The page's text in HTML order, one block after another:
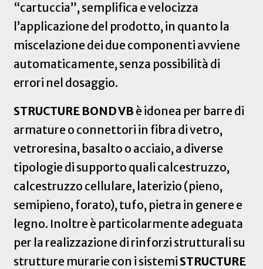
“cartuccia”, semplifica e velocizza
l’applicazione del prodotto, in quanto la
miscelazione dei due componenti avviene
automaticamente, senza possibilità di
errori nel dosaggio.
STRUCTURE BOND VB è idonea per barre di
armature o connettori in fibra di vetro,
vetroresina, basalto o acciaio, a diverse
tipologie di supporto quali calcestruzzo,
calcestruzzo cellulare, laterizio (pieno,
semipieno, forato), tufo, pietra in genere e
legno. Inoltre è particolarmente adeguata
per la realizzazione di rinforzi strutturali su
strutture murarie con i sistemi STRUCTURE